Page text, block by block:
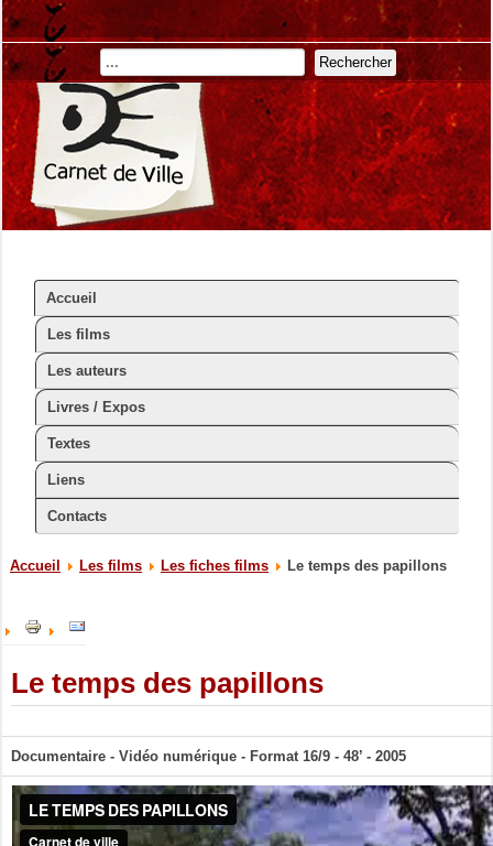
Rechercher
Accueil
Les films
Les auteurs
Livres / Expos
Textes
Liens
Contacts
Accueil Les films Les fiches films Le temps des papillons
Le temps des papillons
Documentaire - Vidéo numérique - Format 16/9 - 48’ - 2005